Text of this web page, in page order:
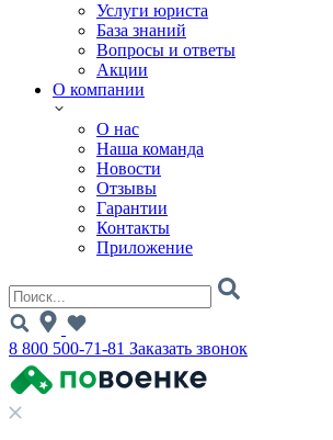
Услуги юриста
База знаний
Вопросы и ответы
Акции
О компании
О нас
Наша команда
Новости
Отзывы
Гарантии
Контакты
Приложение
8 800 500-71-81 Заказать звонок